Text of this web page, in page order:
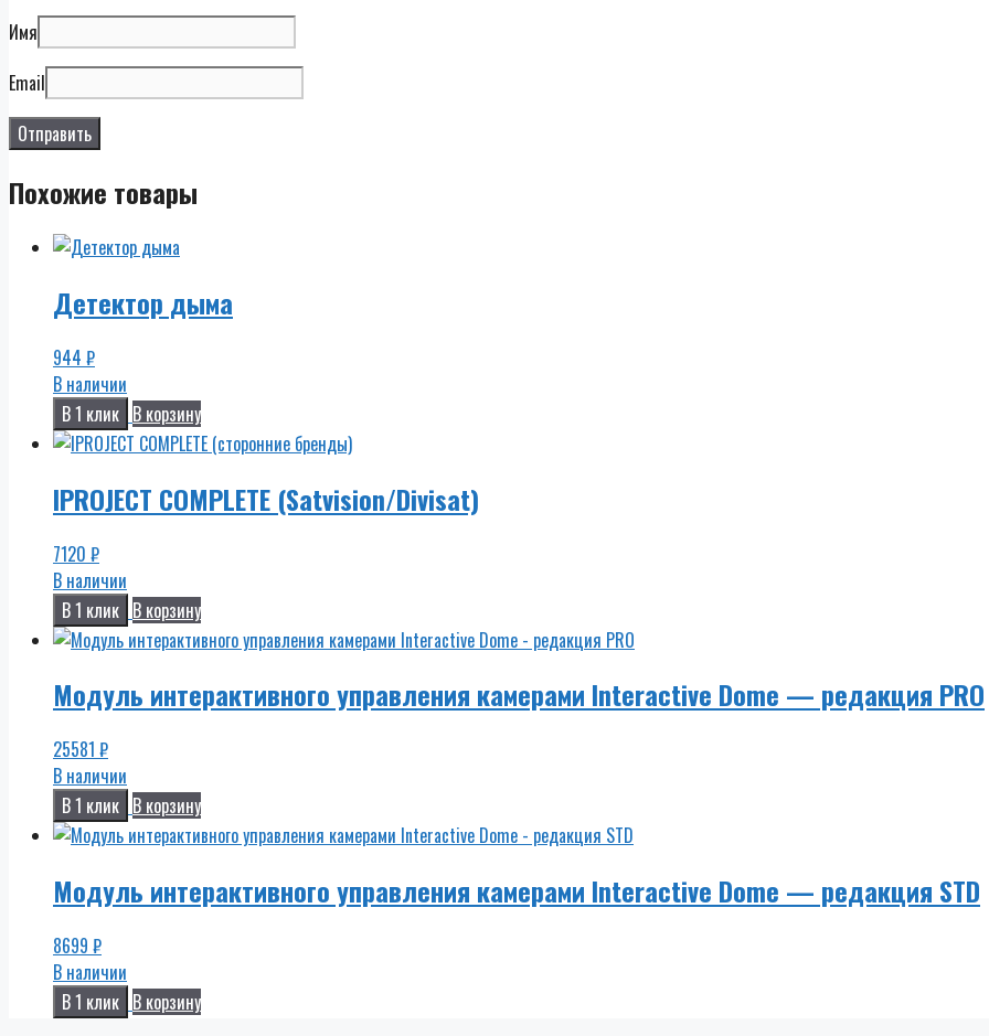
Имя
Email
Похожие товары
Детектор дыма
944 ₽
В наличии
В 1 клик В корзину
IPROJECT COMPLETE (Satvision/Divisat)
7120 ₽
В наличии
В 1 клик В корзину
Модуль интерактивного управления камерами Interactive Dome — редакция PRO
25581 ₽
В наличии
В 1 клик В корзину
Модуль интерактивного управления камерами Interactive Dome — редакция STD
8699 ₽
В наличии
В 1 клик В корзину